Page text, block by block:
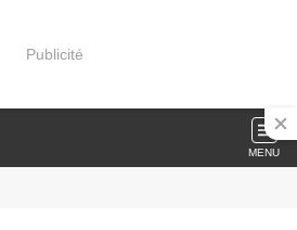
Publicité
MENU